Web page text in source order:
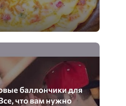
баллончики для
что вам нужно